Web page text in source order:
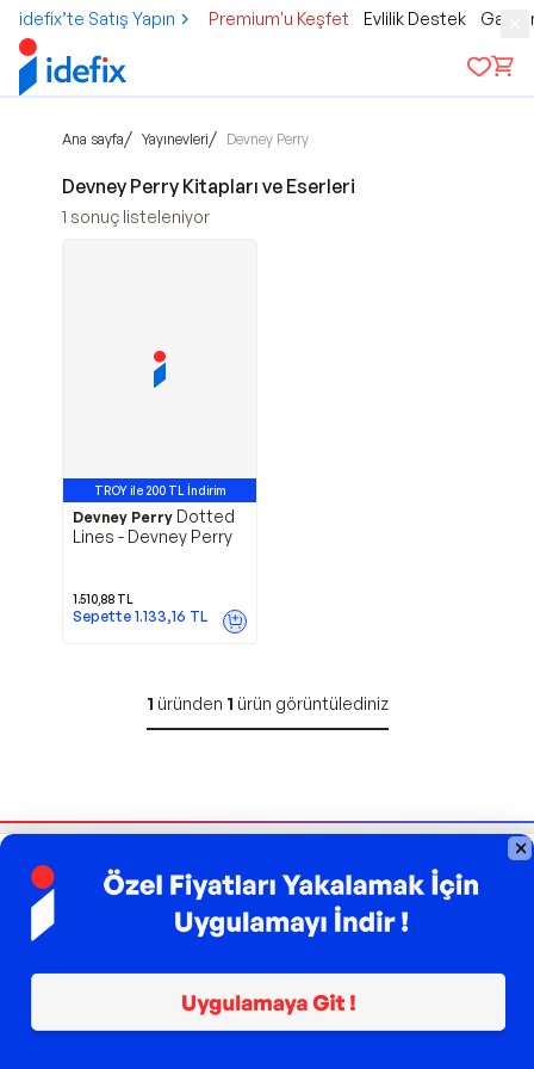
idefix’te Satış Yapın Premium'u Keşfet Evlilik Destek
Ana sayfa/ Yayınevleri/ Devney Perry
Devney Perry Kitapları ve Eserleri
1 sonuç listeleniyor
TROY ile 200 TL İndirim
Devney Perry Dotted
Lines - Devney Perry
1.510,88 TL
Sepette 1.133,16 TL
1 üründen 1 ürün görüntülediniz
Bizi Takip Edin